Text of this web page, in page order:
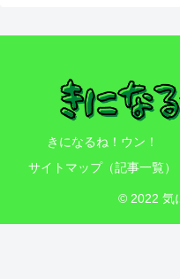
きになるね！ウン！
サイトマップ（記事一覧）
© 2022 気